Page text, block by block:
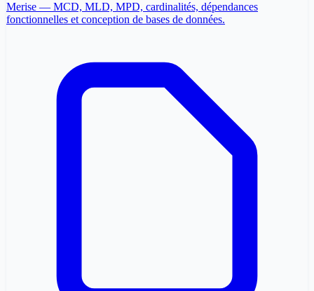
Merise — MCD, MLD, MPD, cardinalités, dépendances
fonctionnelles et conception de bases de données.